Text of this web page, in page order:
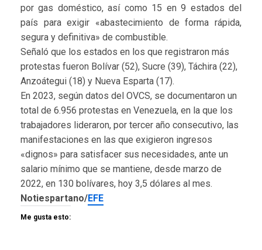
por gas doméstico, así como 15 en 9 estados del
país para exigir «abastecimiento de forma rápida,
segura y definitiva» de combustible.
Señaló que los estados en los que registraron más
protestas fueron Bolívar (52), Sucre (39), Táchira (22),
Anzoátegui (18) y Nueva Esparta (17).
En 2023, según datos del OVCS, se documentaron un
total de 6.956 protestas en Venezuela, en la que los
trabajadores lideraron, por tercer año consecutivo, las
manifestaciones en las que exigieron ingresos
«dignos» para satisfacer sus necesidades, ante un
salario mínimo que se mantiene, desde marzo de
2022, en 130 bolívares, hoy 3,5 dólares al mes.
Notiespartano/EFE
Me gusta esto: